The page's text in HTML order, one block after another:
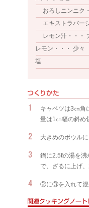
おろしニンニク
エキストラバー
レモン汁・・・
レモン・・・ 少々
塩
キャベツは3㎝角
量は1㎝幅の斜め
大きめのボウル
鍋に2.5ℓの湯を
で、ざるに上げ、
②に③を入れて混